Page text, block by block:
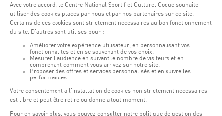
20.06.2023 EN SAVOIR PLUS